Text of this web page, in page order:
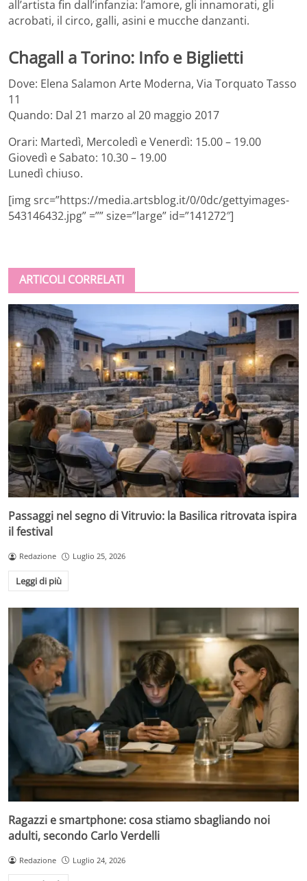
all’artista fin dall’infanzia: l’amore, gli innamorati, gli
acrobati, il circo, galli, asini e mucche danzanti.
Chagall a Torino: Info e Biglietti
Dove: Elena Salamon Arte Moderna, Via Torquato Tasso
11
Quando: Dal 21 marzo al 20 maggio 2017
Orari: Martedì, Mercoledì e Venerdì: 15.00 – 19.00
Giovedì e Sabato: 10.30 – 19.00
Lunedì chiuso.
[img src=”https://media.artsblog.it/0/0dc/gettyimages-
543146432.jpg” =”” size=”large” id=”141272″]
ARTICOLI CORRELATI
Passaggi nel segno di Vitruvio: la Basilica ritrovata ispira
il festival
Redazione Luglio 25, 2026
Leggi di più
Ragazzi e smartphone: cosa stiamo sbagliando noi
adulti, secondo Carlo Verdelli
Redazione Luglio 24, 2026